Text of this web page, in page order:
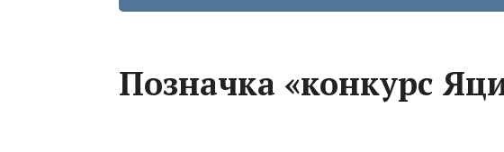
Позначка «конкурс